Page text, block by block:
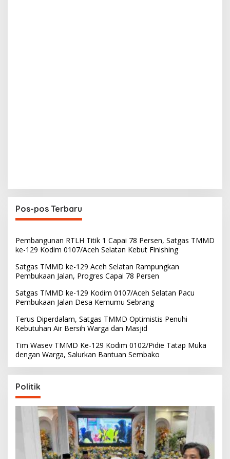
Pos-pos Terbaru
Pembangunan RTLH Titik 1 Capai 78 Persen, Satgas TMMD
ke-129 Kodim 0107/Aceh Selatan Kebut Finishing
Satgas TMMD ke-129 Aceh Selatan Rampungkan
Pembukaan Jalan, Progres Capai 78 Persen
Satgas TMMD ke-129 Kodim 0107/Aceh Selatan Pacu
Pembukaan Jalan Desa Kemumu Sebrang
Terus Diperdalam, Satgas TMMD Optimistis Penuhi
Kebutuhan Air Bersih Warga dan Masjid
Tim Wasev TMMD Ke-129 Kodim 0102/Pidie Tatap Muka
dengan Warga, Salurkan Bantuan Sembako
Politik